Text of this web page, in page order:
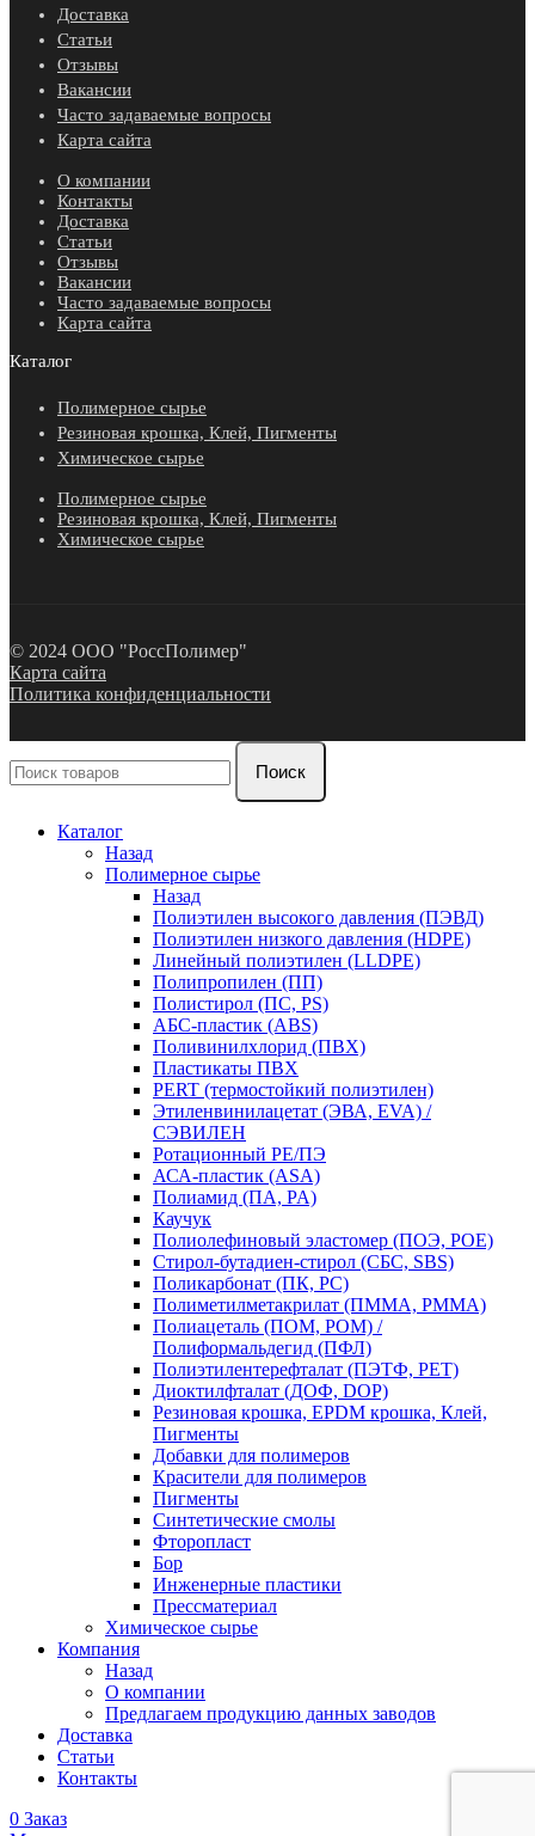
Доставка
Статьи
Отзывы
Вакансии
Часто задаваемые вопросы
Карта сайта
О компании
Контакты
Доставка
Статьи
Отзывы
Вакансии
Часто задаваемые вопросы
Карта сайта
Каталог
Полимерное сырье
Резиновая крошка, Клей, Пигменты
Химическое сырье
Полимерное сырье
Резиновая крошка, Клей, Пигменты
Химическое сырье
© 2024 ООО "РоссПолимер"
Карта сайта
Политика конфиденциальности
Поиск
Каталог
Назад
Полимерное сырье
Назад
Полиэтилен высокого давления (ПЭВД)
Полиэтилен низкого давления (HDPE)
Линейный полиэтилен (LLDPE)
Полипропилен (ПП)
Полистирол (ПС, PS)
АБС-пластик (ABS)
Поливинилхлорид (ПВХ)
Пластикаты ПВХ
PERT (термостойкий полиэтилен)
Этиленвинилацетат (ЭВА, EVA) /
СЭВИЛЕН
Ротационный PE/ПЭ
АСА-пластик (ASA)
Полиамид (ПА, PA)
Каучук
Полиолефиновый эластомер (ПОЭ, POE)
Стирол-бутадиен-стирол (СБС, SBS)
Поликарбонат (ПК, PC)
Полиметилметакрилат (ПММА, PMMA)
Полиацеталь (ПОМ, POM) /
Полиформальдегид (ПФЛ)
Полиэтилентерефталат (ПЭТФ, PET)
Диоктилфталат (ДОФ, DOP)
Резиновая крошка, EPDM крошка, Клей,
Пигменты
Добавки для полимеров
Красители для полимеров
Пигменты
Синтетические смолы
Фторопласт
Бор
Инженерные пластики
Прессматериал
Химическое сырье
Компания
Назад
О компании
Предлагаем продукцию данных заводов
Доставка
Статьи
Контакты
0 Заказ